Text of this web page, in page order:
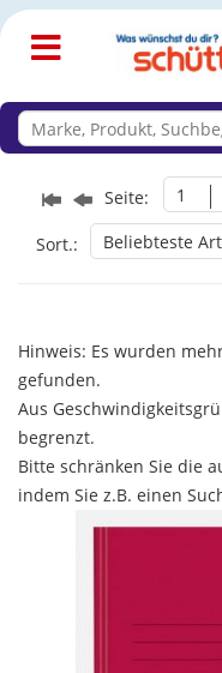
Seite: 1
Sort.: Beliebteste
Hinweis: Es wurden
gefunden.
Aus
begrenzt.
Bitte schränken Sie die
indem Sie z.B. einen